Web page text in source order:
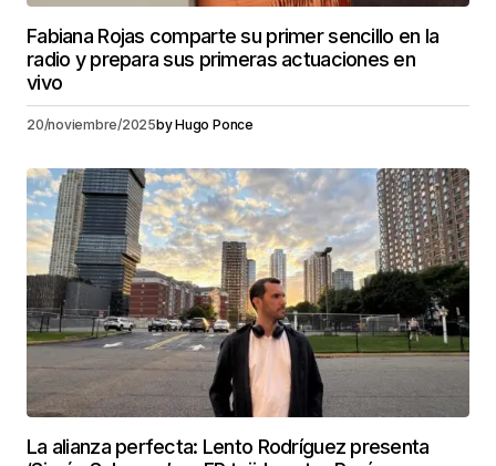
Fabiana Rojas comparte su primer sencillo en la
radio y prepara sus primeras actuaciones en
vivo
20/noviembre/2025byHugo Ponce
La alianza perfecta: Lento Rodríguez presenta